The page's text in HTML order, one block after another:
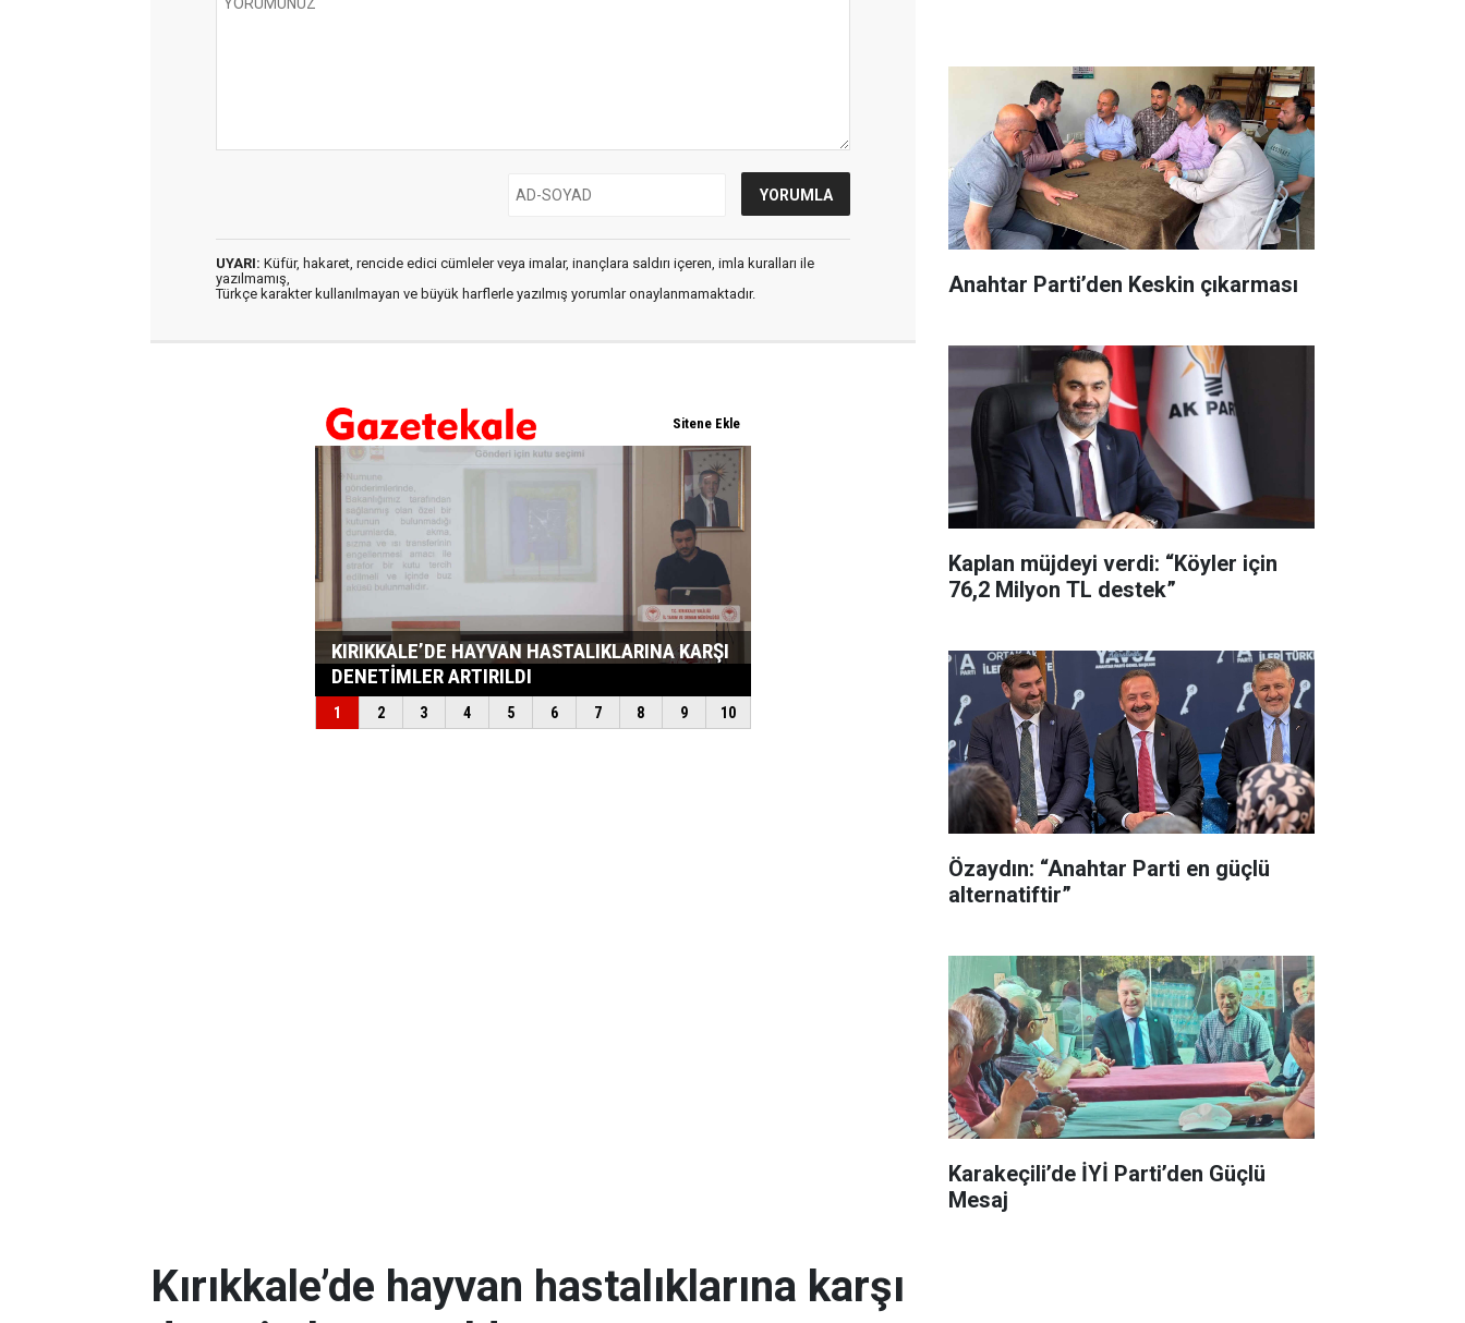
UYARI: Küfür, hakaret, rencide edici cümleler veya imalar, inançlara saldırı içeren, imla kuralları ile
yazılmamış,
Türkçe karakter kullanılmayan ve büyük harflerle yazılmış yorumlar onaylanmamaktadır.
Anahtar Parti’den Keskin çıkarması
Kaplan müjdeyi verdi: “Köyler için
76,2 Milyon TL destek”
Özaydın: “Anahtar Parti en güçlü
alternatiftir”
Karakeçili’de İYİ Parti’den Güçlü
Mesaj
Kırıkkale’de hayvan hastalıklarına karşı